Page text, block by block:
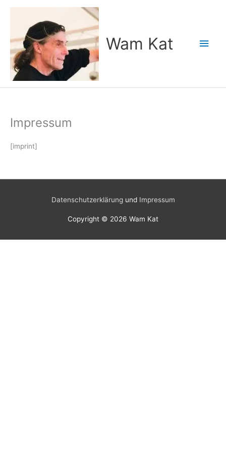
Wam Kat
Impressum
[imprint]
Datenschutzerklärungund Impressum
Copyright © 2026 Wam Kat